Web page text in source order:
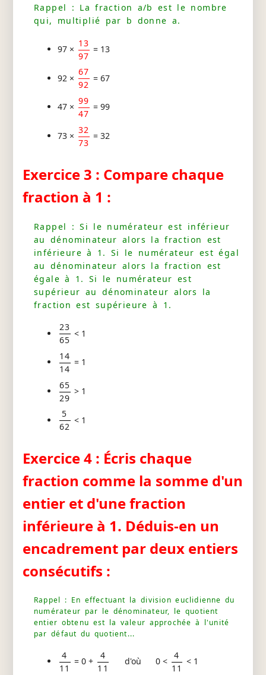
Rappel : La fraction a/b est le nombre
qui, multiplié par b donne a.
97 ×
13
97
= 13
92 ×
67
92
= 67
47 ×
99
47
= 99
73 ×
32
73
= 32
Exercice 3 : Compare chaque
fraction à 1 :
Rappel : Si le numérateur est inférieur
au dénominateur alors la fraction est
inférieure à 1. Si le numérateur est égal
au dénominateur alors la fraction est
égale à 1. Si le numérateur est
supérieur au dénominateur alors la
fraction est supérieure à 1.
23
65
< 1
14
14
= 1
65
29
> 1
5
62
< 1
Exercice 4 : Écris chaque
fraction comme la somme d'un
entier et d'une fraction
inférieure à 1. Déduis-en un
encadrement par deux entiers
consécutifs :
Rappel : En effectuant la division euclidienne du
numérateur par le dénominateur, le quotient
entier obtenu est la valeur approchée à l'unité
par défaut du quotient...
4
11
= 0 +
4
11
d'où 0 <
4
11
< 1